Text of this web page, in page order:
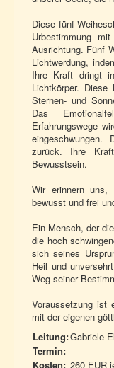
Diese fünf
Urbestimmung
Ausrichtung. Fünf
Lichtwerdung,
Ihre Kraft dringt
Lichtkörper. Diese
Sternen- und
Das
Erfahrungswege
zurück. Ihre
Bewusstsein.
Wir erinnern
bewusst und frei
Ein Mensch, der
die hoch
sich seines
Heil und
Weg seiner
Voraussetzung ist
mit der eigenen
Leitung:Gabriele
Termin:
Kosten: 260 EUR